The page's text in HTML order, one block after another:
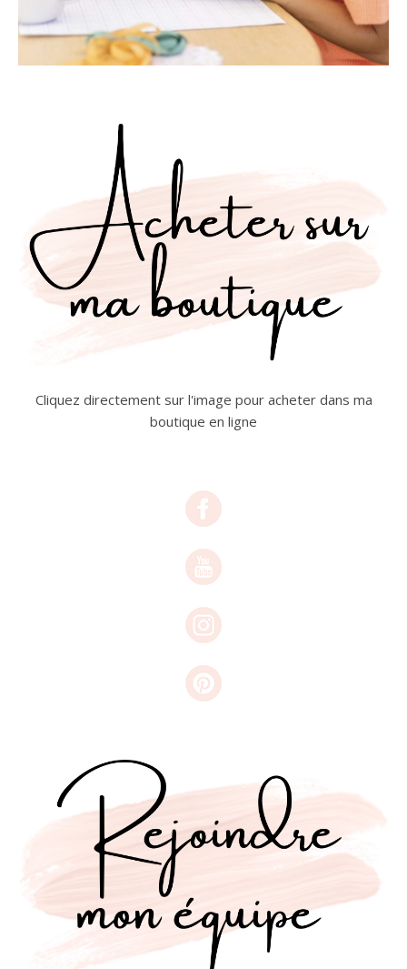
Cliquez directement sur l'image pour acheter dans ma
boutique en ligne